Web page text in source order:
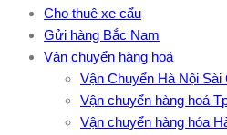
Cho thuê xe cẩu
Gửi hàng Bắc Nam
Vận chuyển hàng hoá
Vận Chuyển Hà Nội Sài
Vận chuyển hàng hoá
Vận chuyển hàng hóa